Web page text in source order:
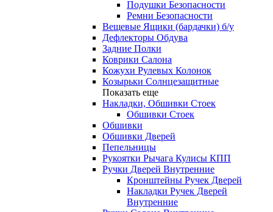
Подушки Безопасности
Ремни Безопасности
Вещевые Ящики (бардачки) б/у
Дефлекторы Обдува
Задние Полки
Коврики Салона
Кожухи Рулевых Колонок
Козырьки Солнцезащитные
Показать еще
Накладки, Обшивки Стоек
Обшивки Стоек
Обшивки
Обшивки Дверей
Пепельницы
Рукоятки Рычага Кулисы КПП
Ручки Дверей Внутренние
Кронштейны Ручек Дверей
Накладки Ручек Дверей
Внутренние